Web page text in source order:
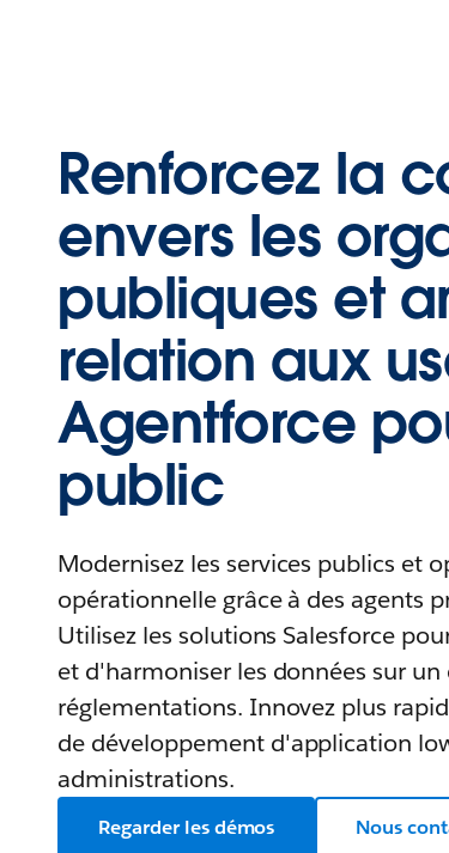
Renforcez la
envers les
publiques et
relation aux
Agentforce
public
Modernisez les services publics et
opérationnelle grâce à des agents
Utilisez les solutions Salesforce
et d'harmoniser les données sur
réglementations. Innovez plus
de développement d'application
administrations.
Regarder les démos Nous